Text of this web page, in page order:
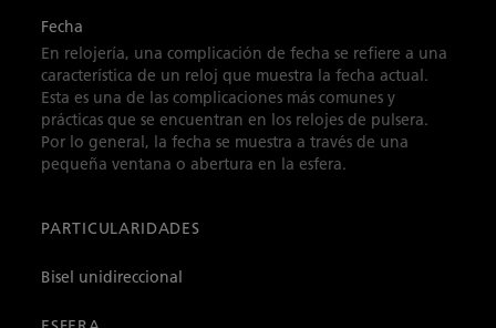
Fecha
En relojería, una complicación de fecha se refiere a una
característica de un reloj que muestra la fecha actual.
Esta es una de las complicaciones más comunes y
prácticas que se encuentran en los relojes de pulsera.
Por lo general, la fecha se muestra a través de una
pequeña ventana o abertura en la esfera.
PARTICULARIDADES
Bisel unidireccional